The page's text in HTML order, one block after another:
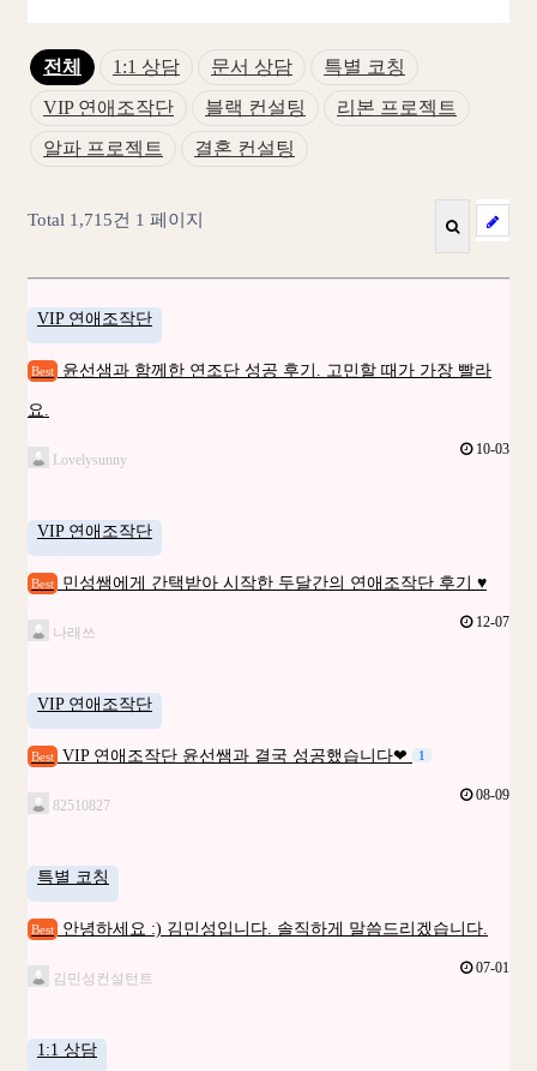
전체 1:1 상담 문서 상담
특별 코칭
VIP 연애조작단
블랙 컨설팅
리본 프로젝트
알파 프로젝트
결혼 컨설팅
Total 1,715건 1 페이지
VIP 연애조작단
Best 윤선샘과 함께한 연조단 성공 후기. 고민할 때가 가장 빨라
요.
Lovelysunny
10-03
VIP 연애조작단
Best 민성쌤에게 간택받아 시작한 두달간의 연애조작단 후기 ♥
나래쓰
12-07
VIP 연애조작단
Best VIP 연애조작단 윤선쌤과 결국 성공했습니다❤ 1
82510827
08-09
특별 코칭
Best 안녕하세요 :) 김민성입니다. 솔직하게 말씀드리겠습니다.
김민성컨설턴트
07-01
1:1 상담